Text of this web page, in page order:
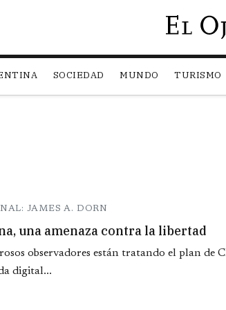
SOCIEDAD MUNDO TURISMO
JAMES A. DORN
una amenaza contra la libertad
observadores están tratando el plan de
digital...